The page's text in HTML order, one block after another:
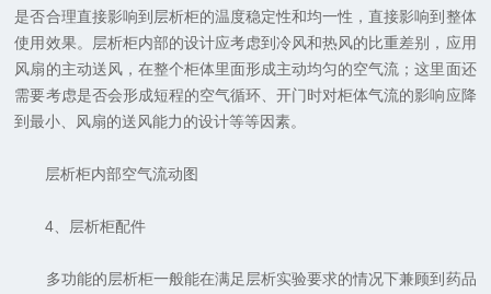
是否合理直接影响到层析柜的温度稳定性和均一性，直接影响到整体
使用效果。层析柜内部的设计应考虑到冷风和热风的比重差别，应用
风扇的主动送风，在整个柜体里面形成主动均匀的空气流；这里面还
需要考虑是否会形成短程的空气循环、开门时对柜体气流的影响应降
到最小、风扇的送风能力的设计等等因素。
层析柜内部空气流动图
4、层析柜配件
多功能的层析柜一般能在满足层析实验要求的情况下兼顾到药品